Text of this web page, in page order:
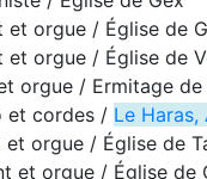
et orgue / Église de
et orgue / Église de
orgue / Ermitage de
et cordes / Le Haras,
et orgue / Église de
et orgue / Église de